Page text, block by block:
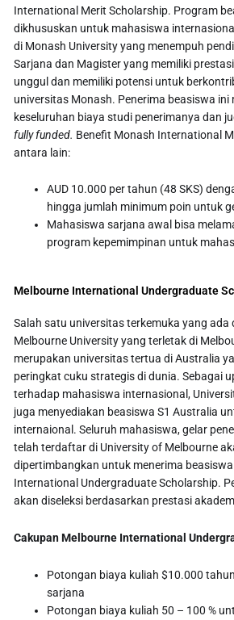
International Merit Scholarship. Program
dikhususkan untuk mahasiswa
di Monash University yang menempuh
Sarjana dan Magister yang memiliki
unggul dan memiliki potensi untuk
universitas Monash. Penerima beasiswa ini
keseluruhan biaya studi penerimanya dan
fully funded. Benefit Monash International
antara lain:
AUD 10.000 per tahun (48 SKS)
hingga jumlah minimum poin untuk
Mahasiswa sarjana awal bisa
program kepemimpinan untuk
Melbourne International Undergraduate
Salah satu universitas terkemuka yang ada
Melbourne University yang terletak di
merupakan universitas tertua di Australia
peringkat cuku strategis di dunia. Sebagai
terhadap mahasiswa internasional,
juga menyediakan beasiswa S1 Australia
internaional. Seluruh mahasiswa, gelar
telah terdaftar di University of Melbourne
dipertimbangkan untuk menerima
International Undergraduate Scholarship.
akan diseleksi berdasarkan prestasi
Cakupan Melbourne International
Potongan biaya kuliah $10.000
sarjana
Potongan biaya kuliah 50 – 100 %